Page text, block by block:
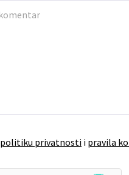
politiku privatnosti i pravila